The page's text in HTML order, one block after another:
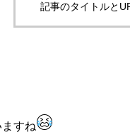
記事のタイトルと
すね